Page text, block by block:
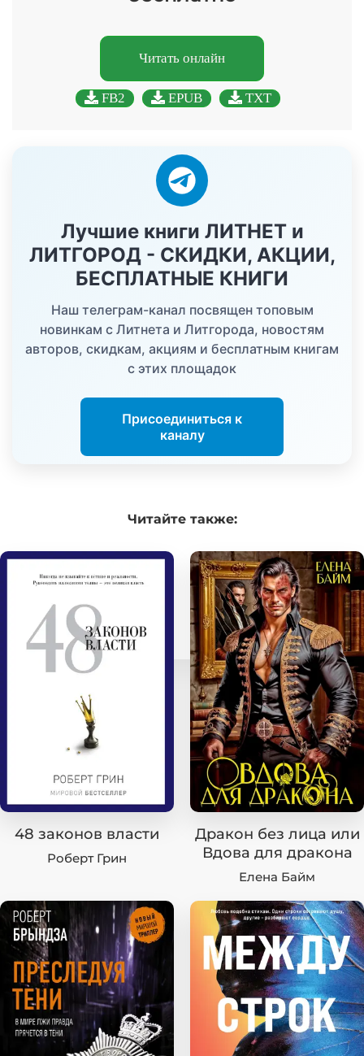
Читать онлайн
FB2 EPUB TXT
Лучшие книги ЛИТНЕТ и
ЛИТГОРОД - СКИДКИ, АКЦИИ,
БЕСПЛАТНЫЕ КНИГИ
Наш телеграм-канал посвящен топовым
новинкам с Литнета и Литгорода, новостям
авторов, скидкам, акциям и бесплатным книгам
с этих площадок
Присоединиться к
каналу
Читайтетакже:
48 законов власти
Роберт Грин
Дракон без лица или
Вдова для дракона
Елена Байм